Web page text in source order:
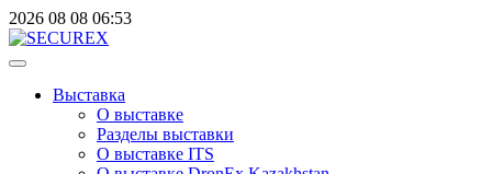
2026 08 08 06:53
Выставка
О выставке
Разделы выставки
О выставке ITS